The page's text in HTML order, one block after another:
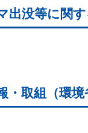
没等に関す
取組（環境